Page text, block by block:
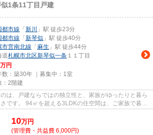
1条11丁目戸建
都市線 「 新川
」駅 徒歩23分
都市線 「 新琴似 」駅 徒歩40分
市営南北線 「 麻生 」駅 徒歩44分
道札幌市北区新琴似一条 １１丁目
万円
数：築30年 ｜募集中： 1室
：2階建
は、戸建ならではの独立性と、家族がゆったりと暮ら
です。 94㎡を超える3LDKの住空間は、ご家族で暮ら
それ...
10万円
(管理費・共益費 6,000円)